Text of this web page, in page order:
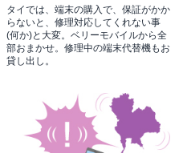
タイでは、端末の購入で、保証がかか
らないと、修理対応してくれない事
(何か)と大変。ベリーモバイルから全
部おまかせ。修理中の端末代替機もお
貸し出し。